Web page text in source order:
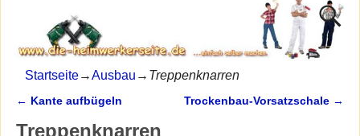
Startseite→Ausbau → Treppenknarren
← Kante aufbügeln Trockenbau-Vorsatzschale →
Treppenknarren